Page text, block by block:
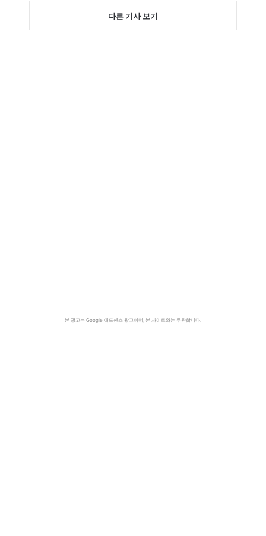
다른 기사 보기
본 광고는 Google 애드센스 광고이며, 본 사이트와는 무관합니다.